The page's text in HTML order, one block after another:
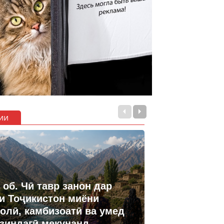
об. Чӣ тавр занон дар
Тоҷикистон миёни
камбизоатӣ ва умед